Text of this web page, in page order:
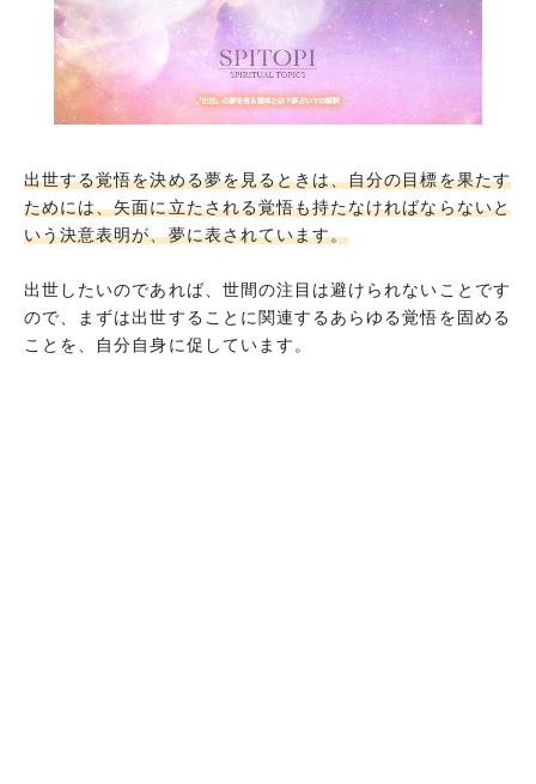
出世する覚悟を決める夢を見るときは、自分の目標を果たす
ためには、矢面に立たされる覚悟も持たなければならないと
いう決意表明が、夢に表されています。
出世したいのであれば、世間の注目は避けられないことです
ので、まずは出世することに関連するあらゆる覚悟を固める
ことを、自分自身に促しています。